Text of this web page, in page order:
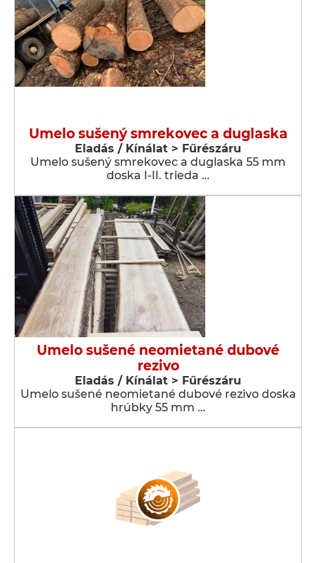
Umelo sušený smrekovec a duglaska
Eladás / Kínálat > Fűrészáru
Umelo sušený smrekovec a duglaska 55 mm
doska I-II. trieda …
Umelo sušené neomietané dubové
rezivo
Eladás / Kínálat > Fűrészáru
Umelo sušené neomietané dubové rezivo doska
hrúbky 55 mm …